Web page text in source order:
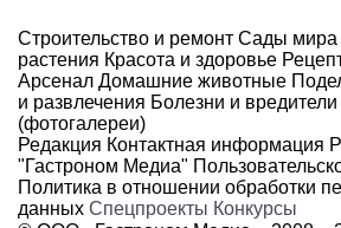
Строительство и ремонт Сады мира
растения Красота и здоровье
Арсенал Домашние животные
и развлечения Болезни и вредители
(фотогалереи)
Редакция Контактная информация
"Гастроном Медиа"
Политика в отношении обработки
данных Спецпроекты Конкурсы